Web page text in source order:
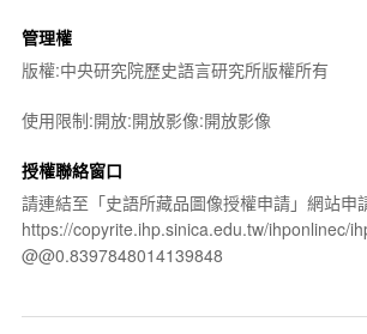
管理權
版權:中央研究院歷史語言研究所版權所有
使用限制:開放:開放影像:開放影像
授權聯絡窗口
請連結至「史語所藏品圖像授權申請」網站申
https://copyrite.ihp.sinica.edu.tw/ihponlinec/
@@0.8397848014139848